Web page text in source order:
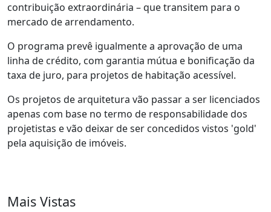
contribuição extraordinária – que transitem para o
mercado de arrendamento.
O programa prevê igualmente a aprovação de uma
linha de crédito, com garantia mútua e bonificação da
taxa de juro, para projetos de habitação acessível.
Os projetos de arquitetura vão passar a ser licenciados
apenas com base no termo de responsabilidade dos
projetistas e vão deixar de ser concedidos vistos 'gold'
pela aquisição de imóveis.
Mais Vistas